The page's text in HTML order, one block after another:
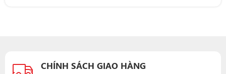
CHÍNH SÁCH GIAO HÀNG